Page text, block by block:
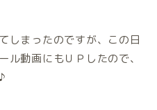
しまったのですが、この日
ル動画にもＵＰしたので、